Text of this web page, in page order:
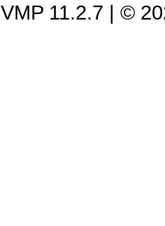
VMP 11.2.7 | ©